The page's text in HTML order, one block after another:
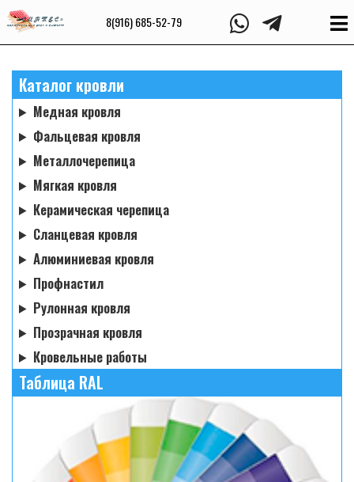
8(916) 685-52-79
Каталог кровли
Медная кровля
Фальцевая кровля
Металлочерепица
Мягкая кровля
Керамическая черепица
Сланцевая кровля
Алюминиевая кровля
Профнастил
Рулонная кровля
Прозрачная кровля
Кровельные работы
Таблица RAL